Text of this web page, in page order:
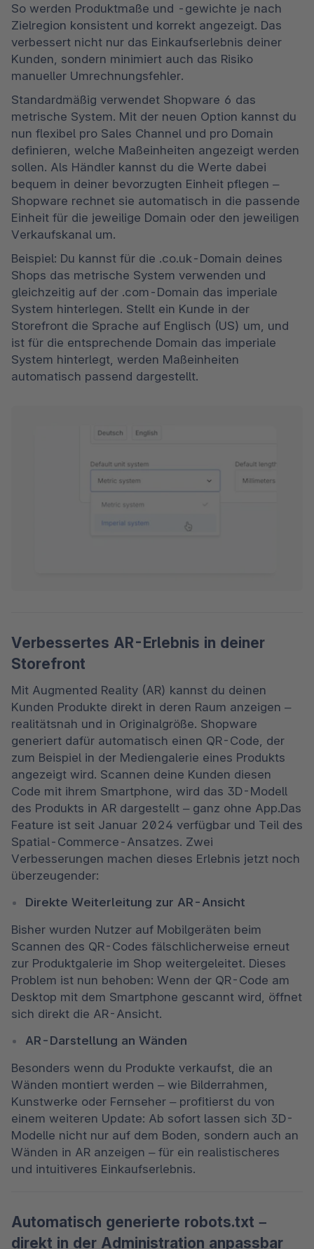
So werden Produktmaße und -gewichte je nach
Zielregion konsistent und korrekt angezeigt. Das
verbessert nicht nur das Einkaufserlebnis deiner
Kunden, sondern minimiert auch das Risiko
manueller Umrechnungsfehler.
Standardmäßig verwendet Shopware 6 das
metrische System. Mit der neuen Option kannst du
nun flexibel pro Sales Channel und pro Domain
definieren, welche Maßeinheiten angezeigt werden
sollen. Als Händler kannst du die Werte dabei
bequem in deiner bevorzugten Einheit pflegen –
Shopware rechnet sie automatisch in die passende
Einheit für die jeweilige Domain oder den jeweiligen
Verkaufskanal um.
Beispiel: Du kannst für die .co.uk-Domain deines
Shops das metrische System verwenden und
gleichzeitig auf der .com-Domain das imperiale
System hinterlegen. Stellt ein Kunde in der
Storefront die Sprache auf Englisch (US) um, und
ist für die entsprechende Domain das imperiale
System hinterlegt, werden Maßeinheiten
automatisch passend dargestellt.
Verbessertes AR-Erlebnis in deiner
Storefront
Mit Augmented Reality (AR) kannst du deinen
Kunden Produkte direkt in deren Raum anzeigen –
realitätsnah und in Originalgröße. Shopware
generiert dafür automatisch einen QR-Code, der
zum Beispiel in der Mediengalerie eines Produkts
angezeigt wird. Scannen deine Kunden diesen
Code mit ihrem Smartphone, wird das 3D-Modell
des Produkts in AR dargestellt – ganz ohne App.Das
Feature ist seit Januar 2024 verfügbar und Teil des
Spatial-Commerce-Ansatzes. Zwei
Verbesserungen machen dieses Erlebnis jetzt noch
überzeugender:
Direkte Weiterleitung zur AR-Ansicht
Bisher wurden Nutzer auf Mobilgeräten beim
Scannen des QR-Codes fälschlicherweise erneut
zur Produktgalerie im Shop weitergeleitet. Dieses
Problem ist nun behoben: Wenn der QR-Code am
Desktop mit dem Smartphone gescannt wird, öffnet
sich direkt die AR-Ansicht.
AR-Darstellung an Wänden
Besonders wenn du Produkte verkaufst, die an
Wänden montiert werden – wie Bilderrahmen,
Kunstwerke oder Fernseher – profitierst du von
einem weiteren Update: Ab sofort lassen sich 3D-
Modelle nicht nur auf dem Boden, sondern auch an
Wänden in AR anzeigen – für ein realistischeres
und intuitiveres Einkaufserlebnis.
Automatisch generierte robots.txt –
direkt in der Administration anpassbar